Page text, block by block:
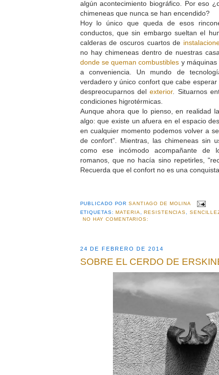
algún acontecimiento biográfico. Por eso
chimeneas que nunca se han encendido?
Hoy lo único que queda de esos
conductos, que sin embargo sueltan el
calderas de oscuros cuartos de
no hay chimeneas dentro de nuestras
donde se queman combustibles y
a conveniencia. Un mundo de
verdadero y único confort que cabe
despreocuparnos delexterior. Situarnos
condiciones higrotérmicas.
Aunque ahora que lo pienso, en realidad
algo: que existe un afuera en el espacio
en cualquier momento podemos volver a
de confort”. Mientras, las chimeneas sin
como ese incómodo acompañante de
romanos, que no hacía sino repetirles,
Recuerda que el confort no es una
PUBLICADO PORSANTIAGO DE MOLINA
ETIQUETAS:MATERIA,RESISTENCIAS,
NO HAY COMENTARIOS:
24 DE FEBRERO DE 2014
SOBRE EL CERDO DE